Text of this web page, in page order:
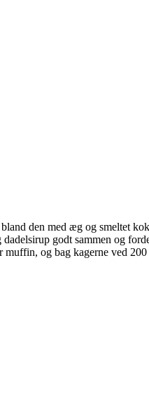
den med æg og smeltet
godt sammen og
og bag kagerne ved